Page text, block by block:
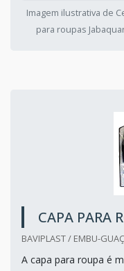
Imagem ilustrativa de
para roupas
CAPA PARA
BAVIPLAST / EMBU-
A capa para roupa é